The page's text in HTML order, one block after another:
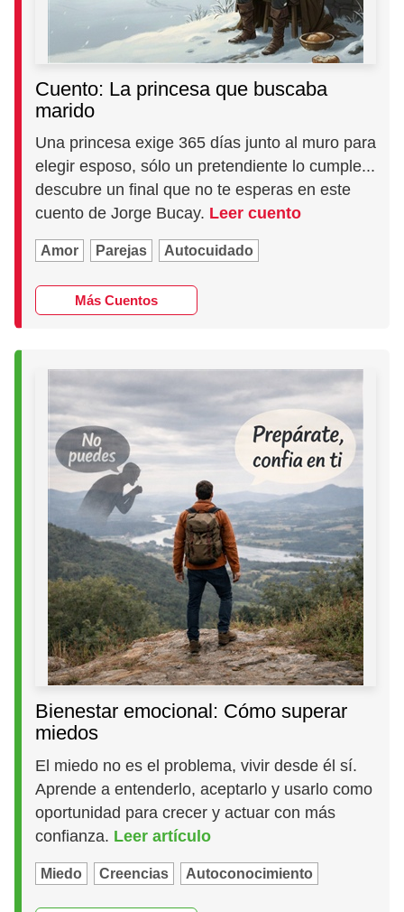
Cuento: La princesa que buscaba
marido
Una princesa exige 365 días junto al muro para
elegir esposo, sólo un pretendiente lo cumple...
descubre un final que no te esperas en este
cuento de Jorge Bucay. Leer cuento
Amor Parejas Autocuidado
Más Cuentos
Bienestar emocional: Cómo superar
miedos
El miedo no es el problema, vivir desde él sí.
Aprende a entenderlo, aceptarlo y usarlo como
oportunidad para crecer y actuar con más
confianza. Leer artículo
Miedo Creencias Autoconocimiento